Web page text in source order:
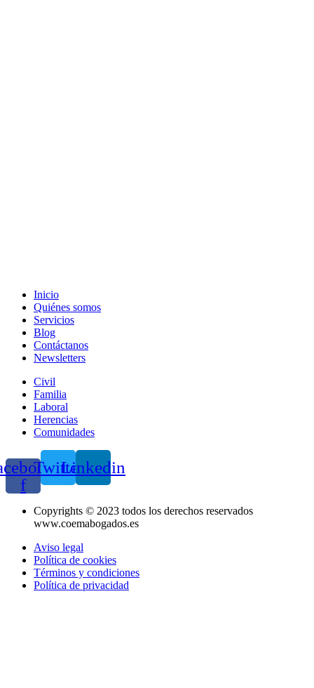
Inicio
Quiénes somos
Servicios
Blog
Contáctanos
Newsletters
Civil
Familia
Laboral
Herencias
Comunidades
f
TwitterLinkedin
Copyrights © 2023 todos los derechos reservados
www.coemabogados.es
Aviso legal
Política de cookies
Términos y condiciones
Política de privacidad